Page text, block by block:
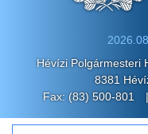
Hévízi Polgármesteri
8381
Fax: (83) 500-801